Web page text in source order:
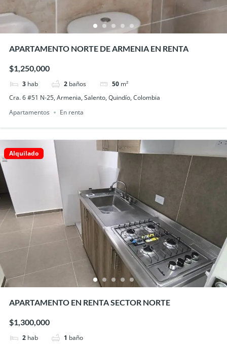
APARTAMENTO NORTE DE ARMENIA EN RENTA
$1,250,000
3 hab 2 baños 50 m²
Cra. 6 #51 N-25, Armenia, Salento, Quindío, Colombia
Apartamentos
En renta
Alquilado
APARTAMENTO EN RENTA SECTOR NORTE
$1,300,000
2 hab 1 baño